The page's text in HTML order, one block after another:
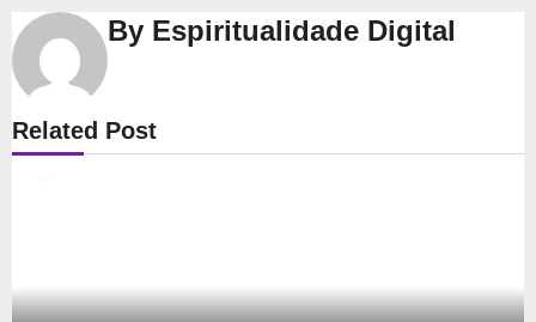
By Espiritualidade Digital
Related Post
Espiritualidade
Explorando a Espiritualidade: Conexão e